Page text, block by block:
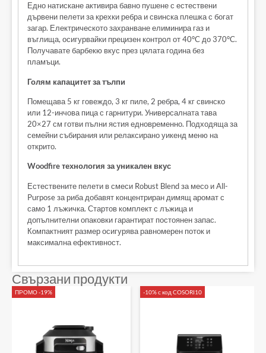
Едно натискане активира бавно пушене с естествени
дървени пелети за крехки ребра и свинска плешка с богат
загар. Електрическото захранване елиминира газ и
въглища, осигурвайки прецизен контрол от 40°C до 370°C.
Получавате барбекю вкус през цялата година без
пламъци.
Голям капацитет за тълпи
Помещава 5 кг говеждо, 3 кг пиле, 2 ребра, 4 кг свинско
или 12-инчова пица с гарнитури. Универсалната тава
20×27 см готви пълни ястия едновременно. Подходяща за
семейни събирания или релаксирано уикенд меню на
открито.
Woodfire технология за уникален вкус
Естествените пелети в смеси Robust Blend за месо и All-
Purpose за риба добавят концентриран димящ аромат с
само 1 лъжичка. Стартов комплект с лъжица и
допълнителни опаковки гарантират постоянен запас.
Компактният размер осигурява равномерен поток и
максимална ефективност.
Свързани продукти
ПРОМО -19% -10% с код COSORI10